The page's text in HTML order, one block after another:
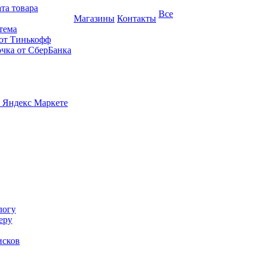
товара
Тинькофф
от СберБанка
Маркете
Магазины Контакты Все